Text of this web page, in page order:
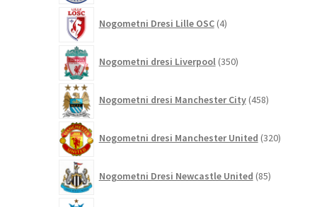
Nogometni Dresi Lille OSC 4izdelki
Nogometni dresi Liverpool 350izdelkov
Nogometni dresi Manchester City 458izdelkov
Nogometni dresi Manchester United 320izdelkov
Nogometni Dresi Newcastle United 85izdelkov